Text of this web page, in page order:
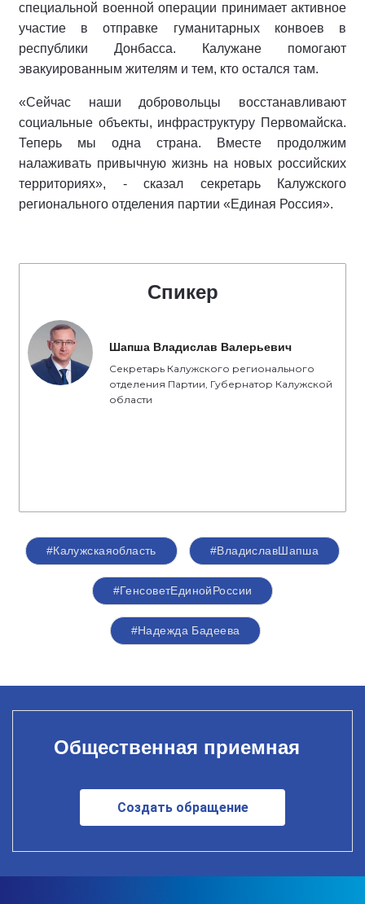
специальной военной операции принимает активное
участие в отправке гуманитарных конвоев в
республики Донбасса. Калужане помогают
эвакуированным жителям и тем, кто остался там.
«Сейчас наши добровольцы восстанавливают
социальные объекты, инфраструктуру Первомайска.
Теперь мы одна страна. Вместе продолжим
налаживать привычную жизнь на новых российских
территориях», - сказал секретарь Калужского
регионального отделения партии «Единая Россия».
Спикер
Шапша Владислав Валерьевич
Секретарь Калужского регионального
отделения Партии, Губернатор Калужской
области
#Калужскаяобласть #ВладиславШапша
#ГенсоветЕдинойРоссии
#Надежда Бадеева
Общественная приемная
Создать обращение